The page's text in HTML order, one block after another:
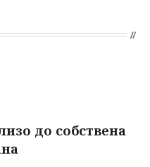
до собствена